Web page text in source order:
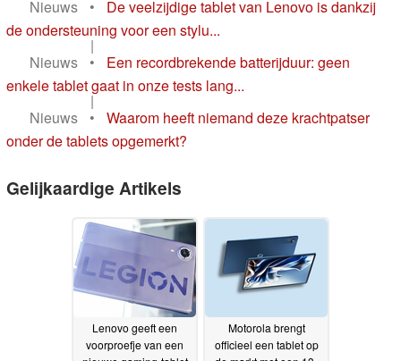
Nieuws
•
De veelzijdige tablet van Lenovo is dankzij
de ondersteuning voor een stylu...
|
Nieuws
•
Een recordbrekende batterijduur: geen
enkele tablet gaat in onze tests lang...
|
Nieuws
•
Waarom heeft niemand deze krachtpatser
onder de tablets opgemerkt?
Gelijkaardige Artikels
Lenovo geeft een
voorproefje van een
Motorola brengt
officieel een tablet op